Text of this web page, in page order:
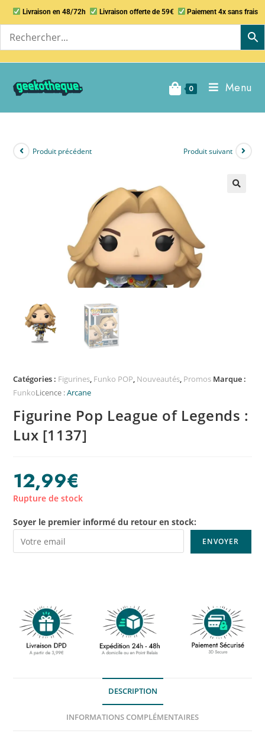
Livraison en 48/72h Livraison offerte de 59€ Paiement 4x sans frais
0 Menu
Produit précédent Produit suivant
Catégories : Figurines, Funko POP, Nouveautés, Promos Marque :
FunkoLicence :Arcane
Figurine Pop League of Legends :
Lux [1137]
12,99€
Rupture de stock
Soyer le premier informé du retour en stock:
DESCRIPTION
INFORMATIONS COMPLÉMENTAIRES